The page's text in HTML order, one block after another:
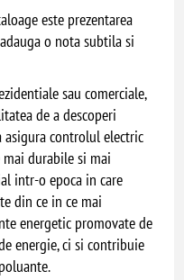
este prezentarea
o nota subtila si
sau comerciale,
de a descoperi
asigura controlul electric
durabile si mai
intr-o epoca in care
din ce in ce mai
energetic promovate de
energie, ci si contribuie